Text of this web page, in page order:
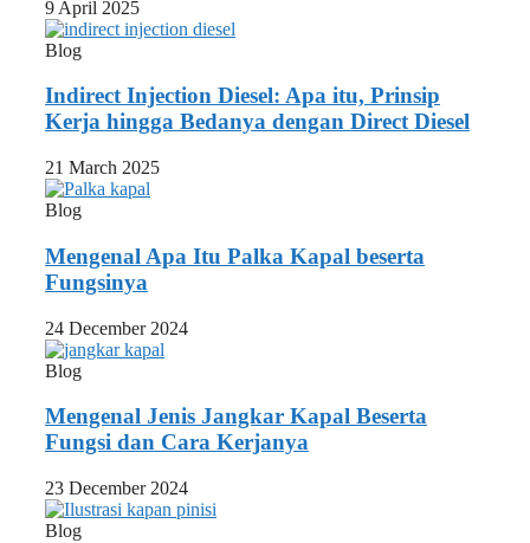
9 April 2025
Blog
Indirect Injection Diesel: Apa itu, Prinsip
Kerja hingga Bedanya dengan Direct Diesel
21 March 2025
Blog
Mengenal Apa Itu Palka Kapal beserta
Fungsinya
24 December 2024
Blog
Mengenal Jenis Jangkar Kapal Beserta
Fungsi dan Cara Kerjanya
23 December 2024
Blog